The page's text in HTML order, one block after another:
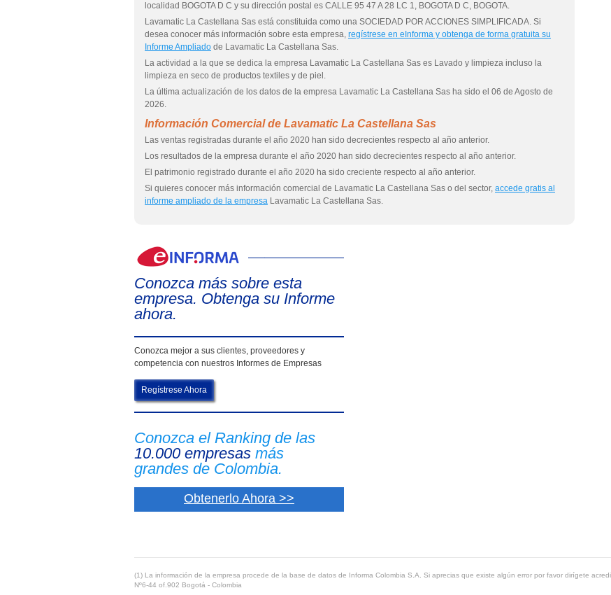
localidad BOGOTA D C y su dirección postal es CALLE 95 47 A 28 LC 1, BOGOTA D C, BOGOTA.
Lavamatic La Castellana Sas está constituida como una SOCIEDAD POR ACCIONES SIMPLIFICADA. Si
desea conocer más información sobre esta empresa, regístrese en eInforma y obtenga de forma gratuita su
Informe Ampliado de Lavamatic La Castellana Sas.
La actividad a la que se dedica la empresa Lavamatic La Castellana Sas es Lavado y limpieza incluso la
limpieza en seco de productos textiles y de piel.
La última actualización de los datos de la empresa Lavamatic La Castellana Sas ha sido el 06 de Agosto de
2026.
Información Comercial de Lavamatic La Castellana Sas
Las ventas registradas durante el año 2020 han sido decrecientes respecto al año anterior.
Los resultados de la empresa durante el año 2020 han sido decrecientes respecto al año anterior.
El patrimonio registrado durante el año 2020 ha sido creciente respecto al año anterior.
Si quieres conocer más información comercial de Lavamatic La Castellana Sas o del sector, accede gratis al
informe ampliado de la empresa Lavamatic La Castellana Sas.
Conozca más sobre esta
empresa. Obtenga su Informe
ahora.
Conozca mejor a sus clientes, proveedores y
competencia con nuestros Informes de Empresas
Regístrese Ahora
Conozca el Ranking de las
10.000 empresas más
grandes de Colombia.
Obtenerlo Ahora >>
(1) La información de la empresa procede de la base de datos de Informa Colombia S.A. Si aprecias que existe algún error por favor dirígete
Nº6-44 of.902 Bogotá - Colombia